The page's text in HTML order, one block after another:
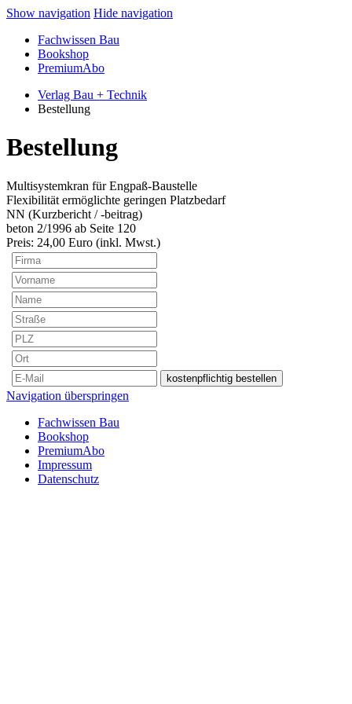
Show navigation Hide navigation
Fachwissen Bau
Bookshop
PremiumAbo
Verlag Bau + Technik
Bestellung
Bestellung
Multisystemkran für Engpaß-Baustelle
Flexibilität ermöglichte geringen Platzbedarf
NN (Kurzbericht / -beitrag)
beton 2/1996 ab Seite 120
Preis: 24,00 Euro (inkl. Mwst.)
Navigation überspringen
Fachwissen Bau
Bookshop
PremiumAbo
Impressum
Datenschutz